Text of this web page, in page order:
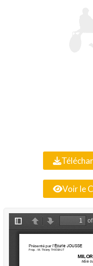
Voir le